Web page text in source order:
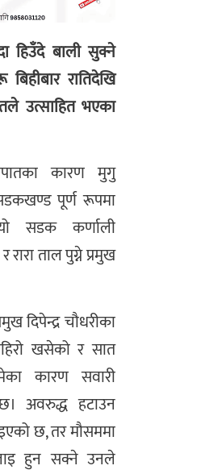
हिउँदे बाली सुक्ने
रातिदेखि
उत्साहित भएका
कारण मुगु
पूर्ण रूपमा
सडक कर्णाली
ताल पुग्ने प्रमुख
दिपेन्द्र चौधरीका
खसेको र सात
कारण सवारी
अवरुद्ध हटाउन
छ, तर मौसममा
हुन सक्ने उनले